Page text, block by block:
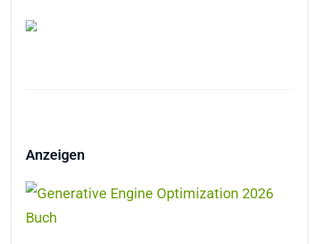
Anzeigen